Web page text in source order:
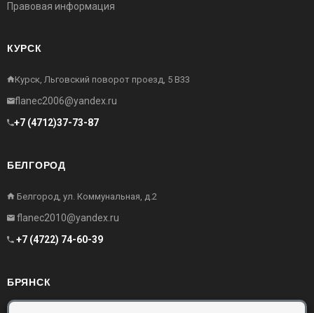
Правовая информация
КУРСК
Курск, Льговский поворот проезд, 5 В33
flanec2006@yandex.ru
+7 (4712)37-73-87
БЕЛГОРОД
Белгород, ул. Коммунальная, д.2
flanec2010@yandex.ru
+7 (4722) 74-60-39
БРЯНСК